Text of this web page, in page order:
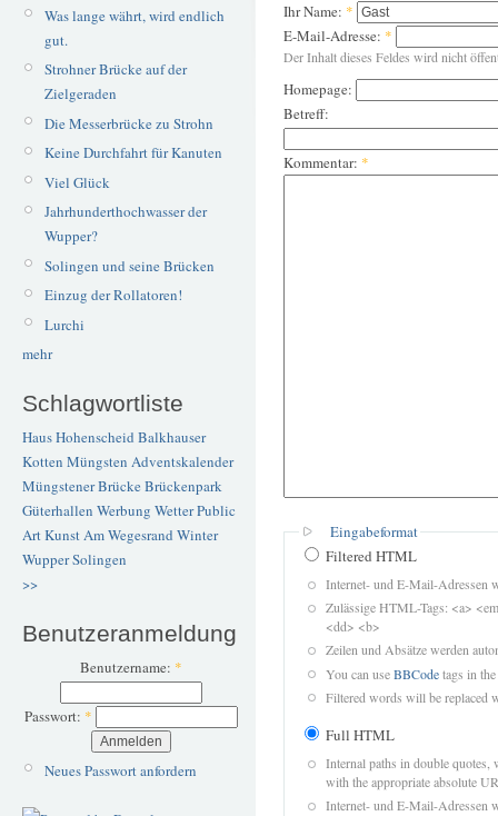
Was lange währt, wird endlich
gut.
Strohner Brücke auf der
Zielgeraden
Die Messerbrücke zu Strohn
Keine Durchfahrt für Kanuten
Viel Glück
Jahrhunderthochwasser der
Wupper?
Solingen und seine Brücken
Einzug der Rollatoren!
Lurchi
mehr
Schlagwortliste
Haus Hohenscheid Balkhauser
Kotten Müngsten Adventskalender
Müngstener BrückeBrückenpark
Güterhallen Werbung WetterPublic
ArtKunstAm Wegesrand Winter
WupperSolingen
>>
Benutzeranmeldung
Benutzername: *
Passwort: *
Neues Passwort anfordern
Ihr Name: *
E-Mail-Adresse: *
Der Inhalt dieses Feldes wird nicht
Homepage:
Betreff:
Kommentar: *
Eingabeformat
Filtered HTML
Internet- und E-Mail-Adressen
Zulässige HTML-Tags: <a>
<dd> <b>
Zeilen und Absätze werden
You can useBBCodetags in
Filtered words will be replaced
Full HTML
Internal paths in double quotes,
with the appropriate absolute
Internet- und E-Mail-Adressen